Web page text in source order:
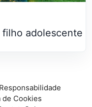
filho adolescente
de Cookies